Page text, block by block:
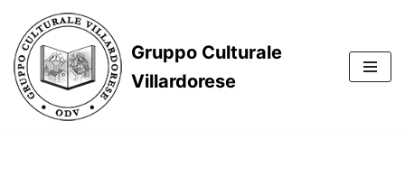
Vai
al
contenuto
Gruppo Culturale
Villardorese